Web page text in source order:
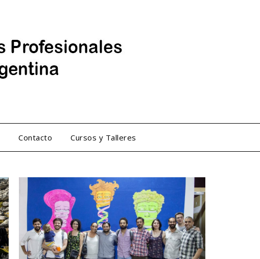
Contacto Cursos y Talleres